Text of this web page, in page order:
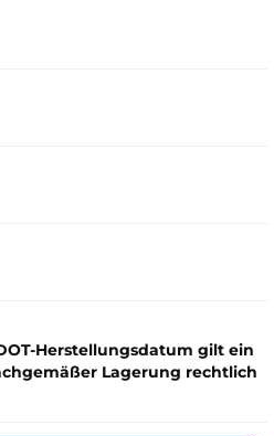
Herstellungsdatum gilt ein
Lagerung rechtlich